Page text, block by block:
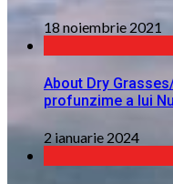
18 noiembrie 2021
About Dry
profunzime a lui
2 ianuarie 2024